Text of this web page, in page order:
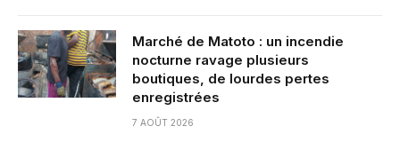
Marché de Matoto : un incendie
nocturne ravage plusieurs
boutiques, de lourdes pertes
enregistrées
7 AOÛT 2026